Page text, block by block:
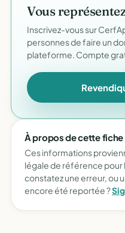
Vous
Inscrivez-vous sur
personnes de faire un
plateforme. Compte
À propos de cette fiche
Ces informations
légale de référence pour
constatez une erreur, ou
encore été reportée ?